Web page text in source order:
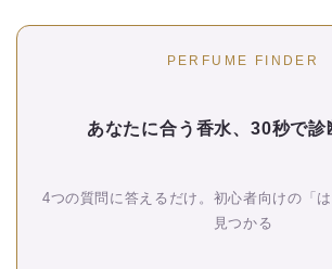
PERFUME FINDER
あなたに合う香水、30秒で診
4つの質問に答えるだけ。初心者向けの「
見つかる